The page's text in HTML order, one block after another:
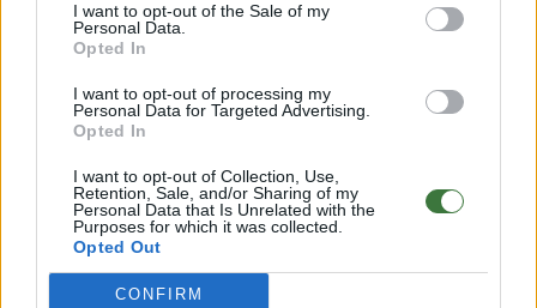
I want to opt-out of the Sale of my
Personal Data.
Opted In
I want to opt-out of processing my
Personal Data for Targeted Advertising.
Opted In
I want to opt-out of Collection, Use,
Retention, Sale, and/or Sharing of my
Personal Data that Is Unrelated with the
Purposes for which it was collected.
Opted Out
CONFIRM
Root ® Watches· Tarifa - Spain
Atención al cliente: +34 956 680 448 (LU-VI 9:00–15:00)
SKU: RJZS08]NUEVO/DISPONIBLE